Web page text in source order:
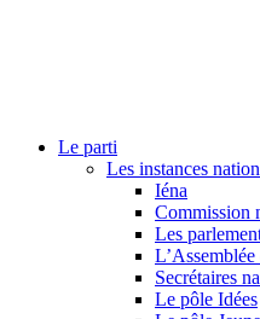
Le parti
Les instances
Iéna
Commission
Les
L’Assemblée
Secrétaires
Le pôle Idées